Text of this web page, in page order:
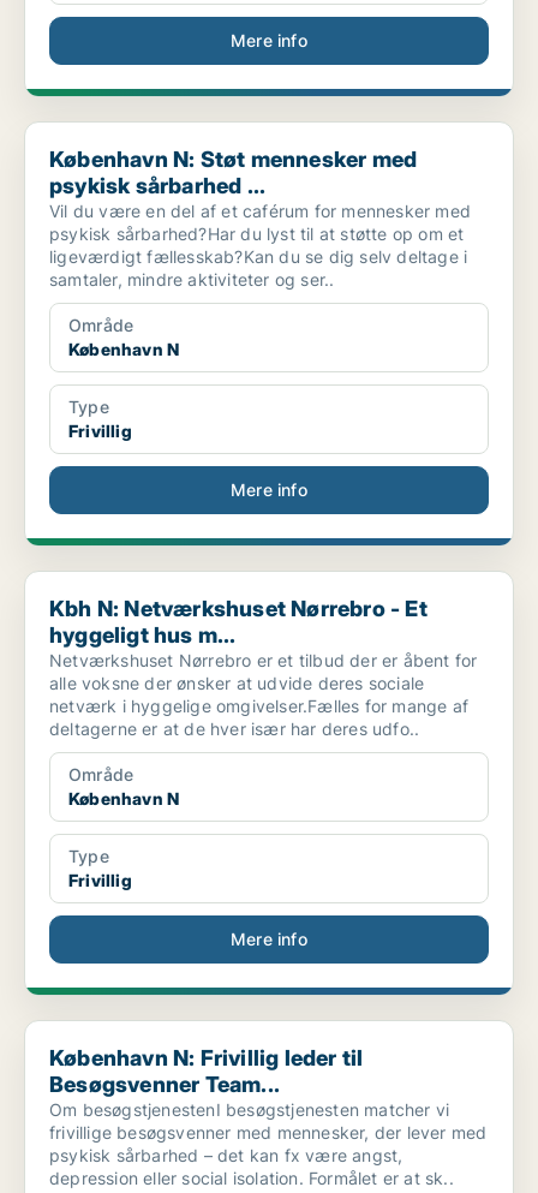
Mere info
København N: Støt mennesker med psykisk sårbarhed ...
København N: Støt mennesker med
psykisk sårbarhed ...
Vil du være en del af et caférum for mennesker med
psykisk sårbarhed?Har du lyst til at støtte op om et
ligeværdigt fællesskab?Kan du se dig selv deltage i
samtaler, mindre aktiviteter og ser..
Område
København N
Type
Frivillig
Mere info
Kbh N: Netværkshuset Nørrebro - Et hyggeligt hus m...
Kbh N: Netværkshuset Nørrebro - Et
hyggeligt hus m...
Netværkshuset Nørrebro er et tilbud der er åbent for
alle voksne der ønsker at udvide deres sociale
netværk i hyggelige omgivelser.Fælles for mange af
deltagerne er at de hver især har deres udfo..
Område
København N
Type
Frivillig
Mere info
København N: Frivillig leder til Besøgsvenner Team...
København N: Frivillig leder til
Besøgsvenner Team...
Om besøgstjenestenI besøgstjenesten matcher vi
frivillige besøgsvenner med mennesker, der lever med
psykisk sårbarhed – det kan fx være angst,
depression eller social isolation. Formålet er at sk..